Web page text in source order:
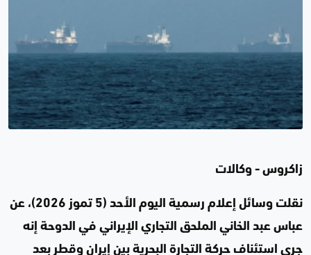
زاكروس - وكالات
نقلت وسائل إعلام رسمية اليوم الأحد (5 تموز 2026)، عن
عباس عبد الخاني الملحق التجاري الإيراني في الدوحة إنه
جرى استئناف حركة التجارة البحرية بين إيران وقطر بعد